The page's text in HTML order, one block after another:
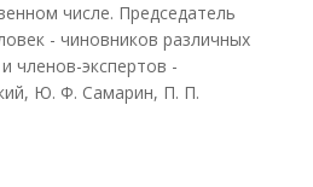
числе. Председатель
- чиновников различных
членов-экспертов -
Ю. Ф. Самарин, П. П.